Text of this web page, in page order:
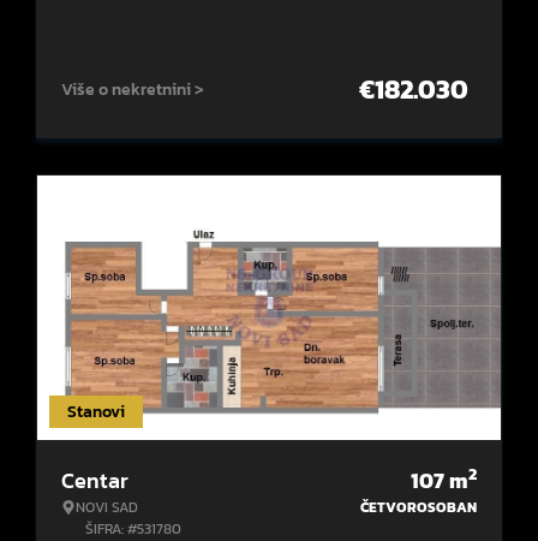
Više o nekretnini > €182.030
Stanovi
Centar
NOVI SAD
ŠIFRA: #531780
107m2
ČETVOROSOBAN